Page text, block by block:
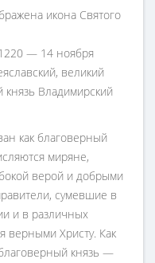
икона Святого
— 14 ноября
великий
князь Владимирский
как благоверный
миряне,
верой и добрыми
сумевшие в
и в различных
верными Христу. Как
князь —